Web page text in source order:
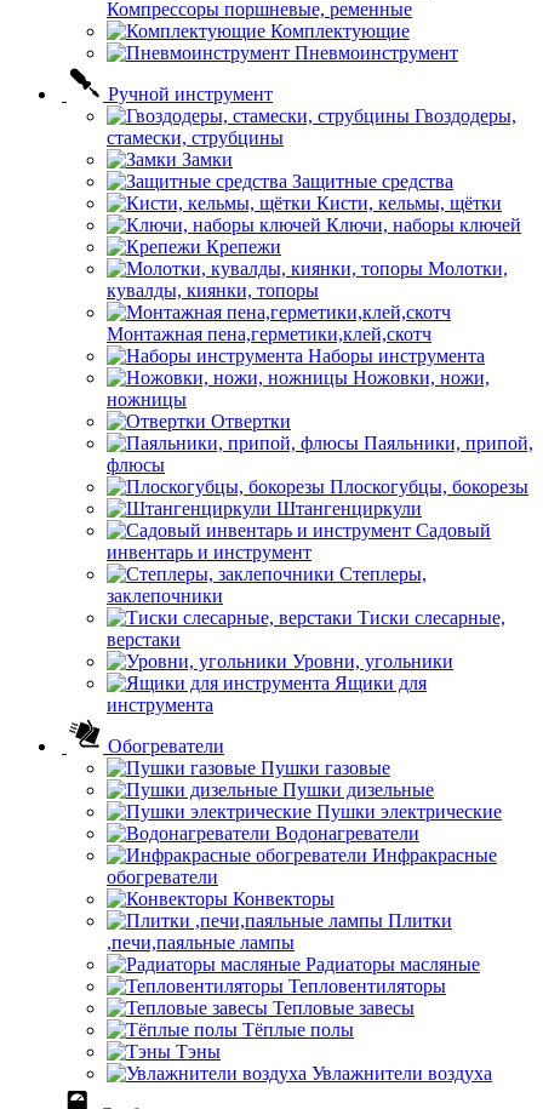
Компрессоры поршневые, ременные
Комплектующие
Пневмоинструмент
Ручной инструмент
Гвоздодеры,
стамески, струбцины
Замки
Защитные средства
Кисти, кельмы, щётки
Ключи, наборы ключей
Крепежи
Молотки,
кувалды, киянки, топоры
Монтажная пена,герметики,клей,скотч
Наборы инструмента
Ножовки, ножи,
ножницы
Отвертки
Паяльники, припой,
флюсы
Плоскогубцы, бокорезы
Штангенциркули
Садовый
инвентарь и инструмент
Степлеры,
заклепочники
Тиски слесарные,
верстаки
Уровни, угольники
Ящики для
инструмента
Обогреватели
Пушки газовые
Пушки дизельные
Пушки электрические
Водонагреватели
Инфракрасные
обогреватели
Конвекторы
Плитки
,печи,паяльные лампы
Радиаторы масляные
Тепловентиляторы
Тепловые завесы
Тёплые полы
Тэны
Увлажнители воздуха